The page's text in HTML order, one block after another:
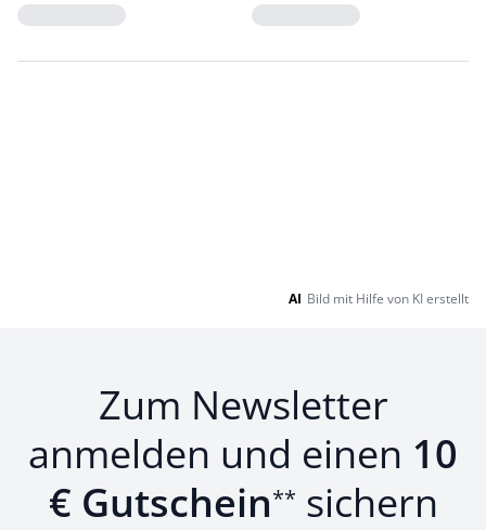
AI Bild mit Hilfe von KI erstellt
Zum Newsletter
anmelden und einen 10
€ Gutschein** sichern